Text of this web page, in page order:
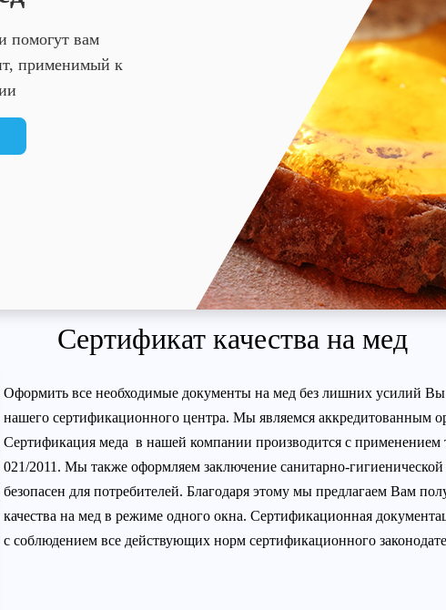
помогут вам
применимый к
Сертификат качества на мед
Оформить все необходимые документы на мед без лишних усилий
нашего сертификационного центра. Мы являемся аккредитованным
Сертификация меда в нашей компании производится с применением
021/2011. Мы также оформляем заключение санитарно-
безопасен для потребителей. Благодаря этому мы предлагаем Вам
качества на мед в режиме одного окна. Сертификационная
с соблюдением все действующих норм сертификационного